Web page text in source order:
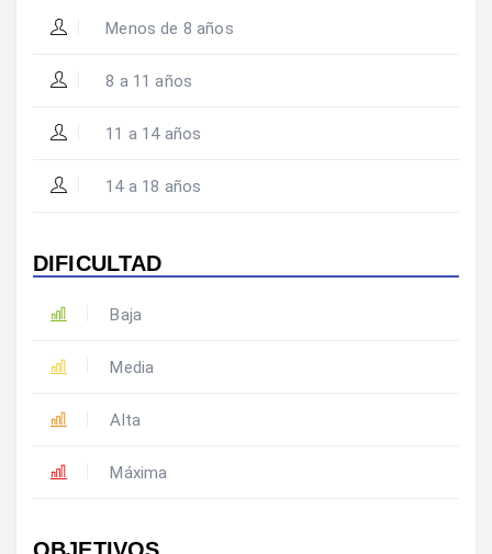
Menos de 8 años
8 a 11 años
11 a 14 años
14 a 18 años
DIFICULTAD
Baja
Media
Alta
Máxima